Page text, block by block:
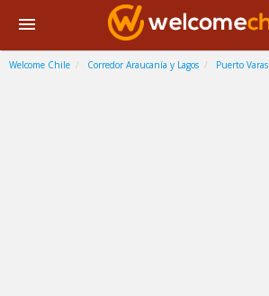
Welcome Chile Corredor Araucanía y Lagos Puerto Varas